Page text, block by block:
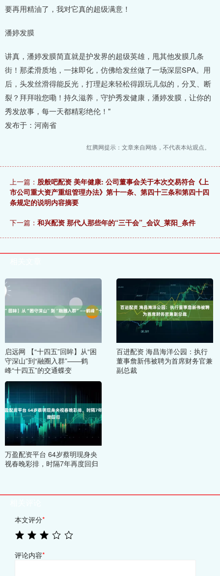
要再用精油了，我对它真的超级满意！
潘婷发膜
讲真，潘婷发膜简直就是护发界的超级英雄，甩其他发膜几条
街！那柔滑质地，一抹即化，仿佛给发丝做了一场深层SPA。用
后，头发丝滑得能反光，打理起来轻松得跟玩儿似的，分叉、断
裂？拜拜啦您嘞！持久滋养，守护秀发健康，潘婷发膜，让你的
秀发故事，每一天都精彩绝伦！"
发布于：河南省
红腾网提示：文章来自网络，不代表本站观点。
上一篇： 股般吧配资 美年健康: 公司董事会关于本次交易符合《上
市公司重大资产重组管理办法》第十一条、第四十三条和第四十四
条规定的说明内容摘要
下一篇： 和兴配资 那代人那些年的“三干会”_会议_莱阳_条件
启远网 【“十四五”回眸】从“困
守深山”到“融圈入群”——鹤
峰“十四五”的交通蝶变
百进配资 海昌海洋公园：执行
董事詹新伟被聘为首席财务官兼
副总裁
万盈配资平台 64岁蔡明现身央
视春晚彩排，时隔7年再度回归
本文评分*
评论内容*